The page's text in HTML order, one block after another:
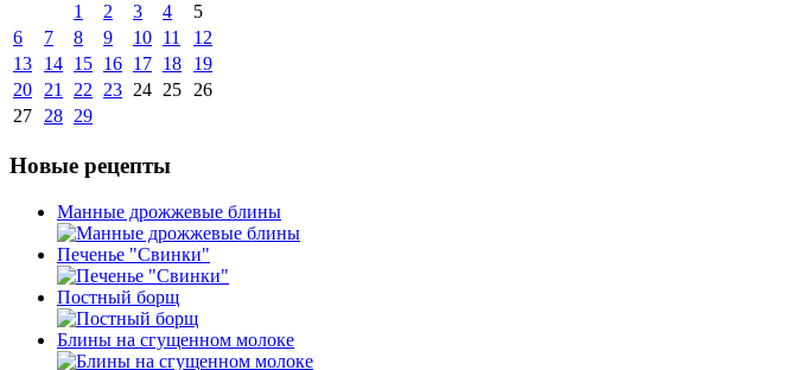
1
2 3 4
5
6
7 8 9 10 11
12
13
14 15 16 17 18
19
20 21 22 23 24 25 26
27 28 29
Новые рецепты
Манные дрожжевые блины
Печенье "Свинки"
Постный борщ
Блины на сгущенном молоке